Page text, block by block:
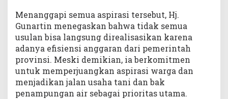
Menanggapi semua aspirasi tersebut, Hj.
Gunartin menegaskan bahwa tidak semua
usulan bisa langsung direalisasikan karena
adanya efisiensi anggaran dari pemerintah
provinsi. Meski demikian, ia berkomitmen
untuk memperjuangkan aspirasi warga dan
menjadikan jalan usaha tani dan bak
penampungan air sebagai prioritas utama.